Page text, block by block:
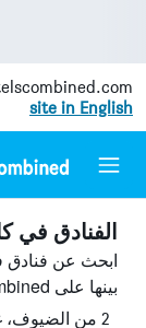
site in English
الفنادق في
ابحث عن فنادق
بينها على HotelsCombined ووفّر.
2 من الضيوف، غرفة واحدة